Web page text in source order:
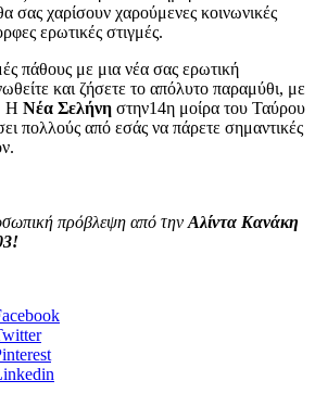
σας χαρίσουν χαρούμενες κοινωνικές
ερωτικές στιγμές.
πάθους με μια νέα σας ερωτική
και ζήσετε το απόλυτο παραμύθι, με
Η Νέα Σελήνη στην14η μοίρα του Ταύρου
πολλούς από εσάς να πάρετε σημαντικές
πρόβλεψη από την Αλίντα Κανάκη